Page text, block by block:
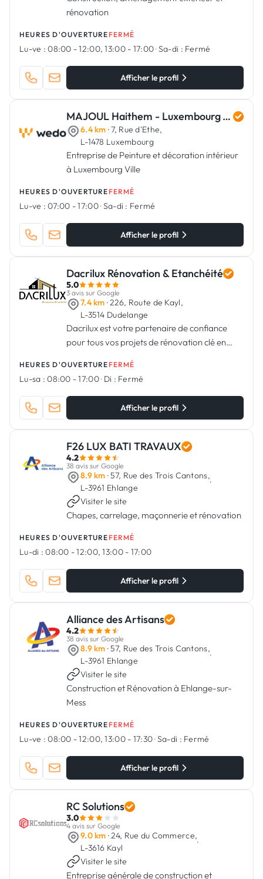
rénovation
HEURES D'OUVERTURE FERMÉ
Lu-ve : 08:00 - 12:00, 13:00 - 17:00·Sa-di : Fermé
Afficher le profil
MAJOUL Haithem - Luxembourg Art Renovation
6.4 km · 7, Rue d'Ethe,
L-1478 Luxembourg
Entreprise de Peinture et décoration intérieur
à Luxembourg Ville
HEURES D'OUVERTURE FERMÉ
Lu-ve : 07:00 - 17:00·Sa-di : Fermé
Afficher le profil
Dacrilux Rénovation & Etanchéité
5.0
3 avis sur Google
7.4 km · 226, Route de Kayl,
L-3514 Dudelange
Dacrilux est votre partenaire de confiance
pour tous vos projets de rénovation clé en
HEURES D'OUVERTURE FERMÉ
Lu-sa : 08:00 - 17:00· Di : Fermé
Afficher le profil
F26 LUX BATI TRAVAUX
4.2
38 avis sur Google
8.9 km · 57, Rue des Trois Cantons,
L-3961 Ehlange
·
Visiter le site
Chapes, carrelage, maçonnerie et rénovation
HEURES D'OUVERTURE FERMÉ
Lu-di : 08:00 - 12:00, 13:00 - 17:00
Afficher le profil
Alliance des Artisans
4.2
38 avis sur Google
8.9 km · 57, Rue des Trois Cantons,
L-3961 Ehlange
·
Visiter le site
Construction et Rénovation à Ehlange-sur-
Mess
HEURES D'OUVERTURE FERMÉ
Lu-ve : 08:00 - 12:00, 13:00 - 17:30·Sa-di : Fermé
Afficher le profil
RC Solutions
3.0
4 avis sur Google
9.0 km · 24, Rue du Commerce,
L-3616 Kayl
·
Visiter le site
Entreprise générale de construction et